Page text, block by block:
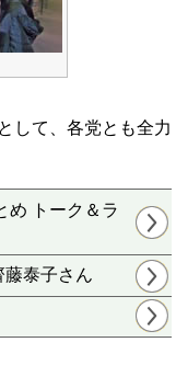
して、各党とも全力
め トーク＆ラ
藤泰子さん